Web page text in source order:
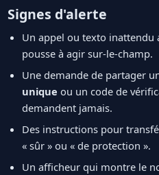
Signes d'alerte
Un appel ou texto inattendu
pousse à agir sur-le-champ.
Une demande de partager
unique ou un code de
demandent jamais.
Des instructions pour
« sûr » ou « de protection ».
Un afficheur qui montre le